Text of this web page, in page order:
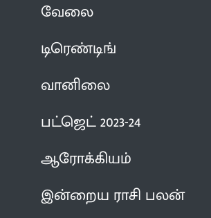
வேலை
டிரெண்டிங்
வானிலை
பட்ஜெட் 2023-24
ஆரோக்கியம்
இன்றைய ராசி பலன்